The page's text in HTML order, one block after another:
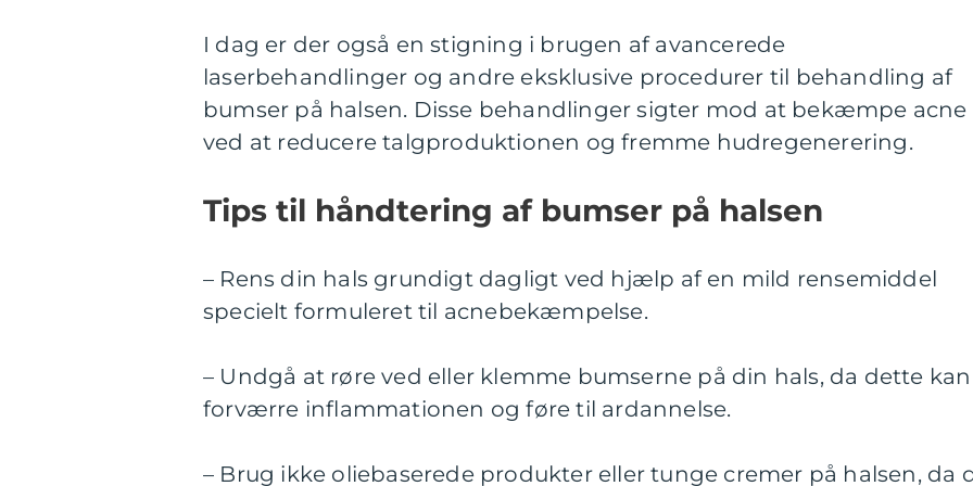
I dag er der også en stigning i brugen af avancerede
laserbehandlinger og andre eksklusive procedurer til behandling af
bumser på halsen. Disse behandlinger sigter mod at bekæmpe acne
ved at reducere talgproduktionen og fremme hudregenerering.
Tips til håndtering af bumser på halsen
– Rens din hals grundigt dagligt ved hjælp af en mild rensemiddel
specielt formuleret til acnebekæmpelse.
– Undgå at røre ved eller klemme bumserne på din hals, da dette kan
forværre inflammationen og føre til ardannelse.
– Brug ikke oliebaserede produkter eller tunge cremer på halsen, da